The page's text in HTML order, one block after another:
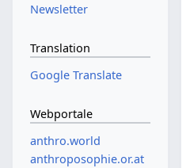
Newsletter
Translation
Google Translate
Webportale
anthro.world
anthroposophie.or.at